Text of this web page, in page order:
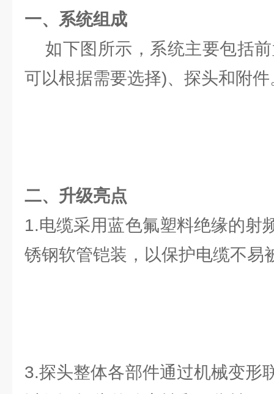
一、系统组成
如下图所示，系统主要包括
可以根据需要选择)、探头和附件
二、升级亮点
1.电缆采用蓝色氟塑料绝缘的射
锈钢软管铠装，以保护电缆不易
3.探头整体各部件通过机械变形